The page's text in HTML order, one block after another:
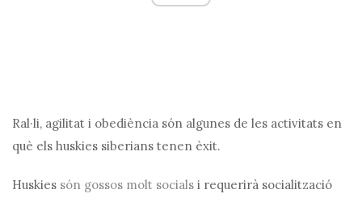
Ral·li, agilitat i obediència són algunes de les activitats en
què els huskies siberians tenen èxit.
Huskies són gossos molt socials i requerirà socialització